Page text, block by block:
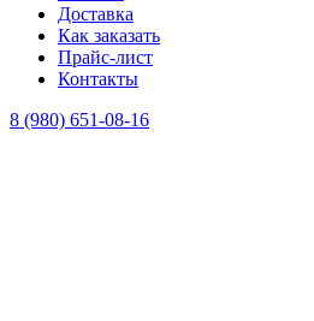
Доставка
Как заказать
Прайс-лист
Контакты
8 (980) 651-08-16